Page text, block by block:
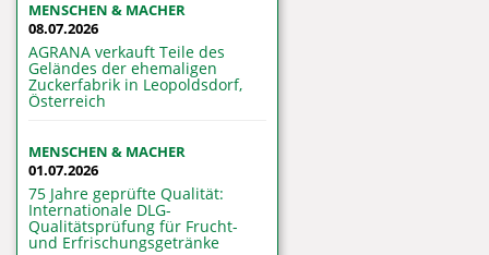
MENSCHEN & MACHER
08.07.2026
AGRANA verkauft Teile des
Geländes der ehemaligen
Zuckerfabrik in Leopoldsdorf,
Österreich
MENSCHEN & MACHER
01.07.2026
75 Jahre geprüfte Qualität:
Internationale DLG-
Qualitätsprüfung für Frucht-
und Erfrischungsgetränke